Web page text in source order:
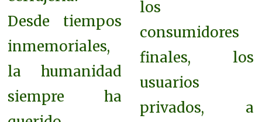
Desde tiempos
inmemoriales,
la humanidad
siempre ha
los
consumidores
finales, los
usuarios
privados, a